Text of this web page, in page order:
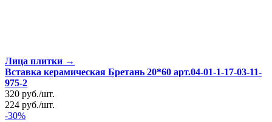
Лица плитки →
Вставка керамическая Бретань 20*60 арт.04-01-1-17-03-11-
975-2
320 руб./шт.
224 руб./шт.
-30%